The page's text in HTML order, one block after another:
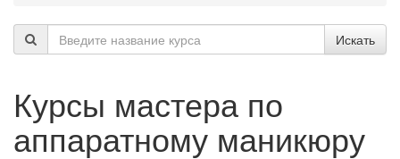
Искать
Курсы мастера по
аппаратному маникюру